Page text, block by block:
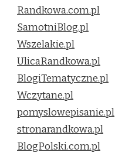
Randkowa.com.pl
SamotniBlog.pl
Wszelakie.pl
UlicaRandkowa.pl
BlogiTematyczne.pl
Wczytane.pl
pomyslowepisanie.pl
stronarandkowa.pl
BlogPolski.com.pl